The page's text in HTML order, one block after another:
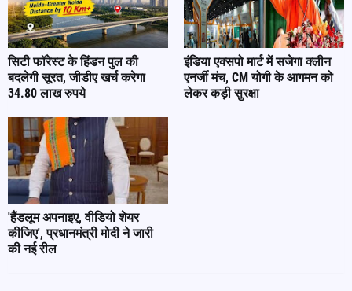
सिटी फॉरेस्ट के हिंडन पुल की
बदलेगी सूरत, जीडीए खर्च करेगा
34.80 लाख रुपये
इंडिया एक्सपो मार्ट में सजेगा क्लीन
एनर्जी मंच, CM योगी के आगमन को
लेकर कड़ी सुरक्षा
'हैंडलूम अपनाइए, वीडियो शेयर
कीजिए', प्रधानमंत्री मोदी ने जारी
की नई रील